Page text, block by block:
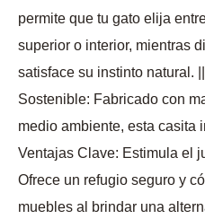
permite que tu gato elija
superior o interior, mientras
satisface su instinto natural.
Sostenible: Fabricado con
medio ambiente, esta casita
Ventajas Clave: Estimula el
Ofrece un refugio seguro y
muebles al brindar una